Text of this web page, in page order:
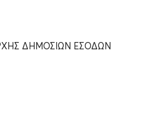
ΔΗΜΟΣΙΩΝ ΕΣΟΔΩΝ